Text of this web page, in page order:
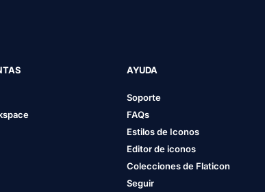
AYUDA
Soporte
FAQs
Estilos de Iconos
Editor de iconos
Colecciones de Flaticon
Seguir